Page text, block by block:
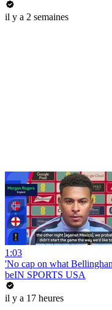
il y a 2 semaines
1:03
'No cap on what
beIN SPORTS USA
il y a 17 heures